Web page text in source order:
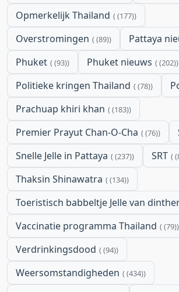
Opmerkelijk Thailand (177)
Overstromingen (89) Pattaya
Phuket (93) Phuket nieuws (202)
Politieke kringen Thailand (78)
Prachuap khiri khan (183)
Premier Prayut Chan-O-Cha (76)
Snelle Jelle in Pattaya (237) SRT
Thaksin Shinawatra (134)
Toeristisch babbeltje Jelle van
Vaccinatie programma Thailand (79)
Verdrinkingsdood (94)
Weersomstandigheden (434)